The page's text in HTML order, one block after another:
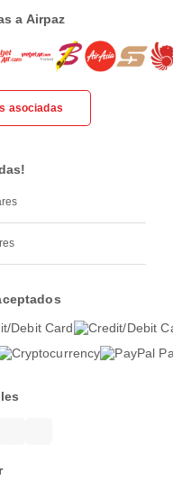
a Airpaz
asociadas